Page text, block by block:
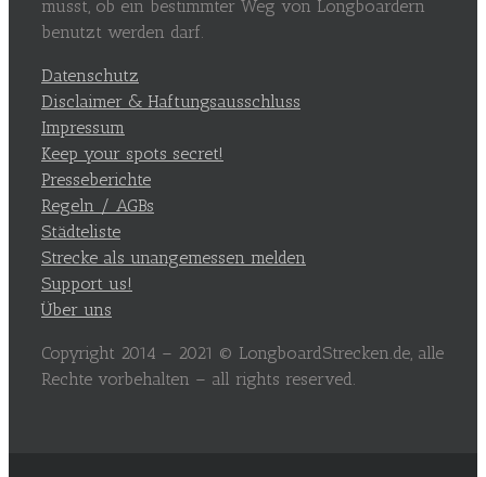
musst, ob ein bestimmter Weg von Longboardern
benutzt werden darf.
Datenschutz
Disclaimer & Haftungsausschluss
Impressum
Keep your spots secret!
Presseberichte
Regeln / AGBs
Städteliste
Strecke als unangemessen melden
Support us!
Über uns
Copyright 2014 – 2021 © LongboardStrecken.de, alle
Rechte vorbehalten – all rights reserved.